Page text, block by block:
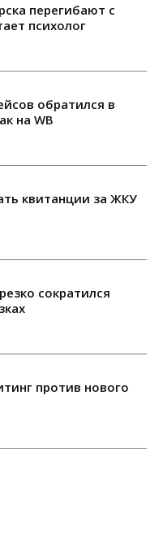
перегибают с
психолог
обратился в
на WB
квитанции за ЖКУ
сократился
против нового